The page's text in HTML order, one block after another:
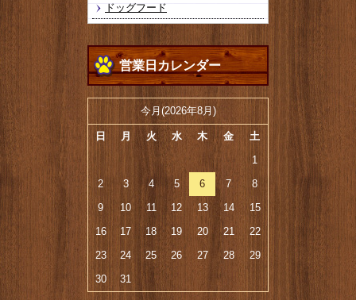
ドッグフード
営業日カレンダー
今月(2026年8月)
日 月 火 水 木 金
土
1
2
3 4 5 6 7
8
9
10 11 12 13 14
15
16
17 18 19 20 21
22
23
24 25 26 27 28
29
30
31